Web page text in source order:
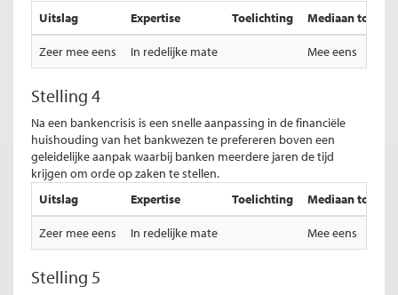
Uitslag Expertise Toelichting Mediaan totale
Zeer mee eens In redelijke mate Mee eens
Stelling 4
Na een bankencrisis is een snelle aanpassing in de financiële
huishouding van het bankwezen te prefereren boven een
geleidelijke aanpak waarbij banken meerdere jaren de tijd
krijgen om orde op zaken te stellen.
Uitslag
Expertise Toelichting Mediaan totale
Zeer mee eens In redelijke mate Mee eens
Stelling 5